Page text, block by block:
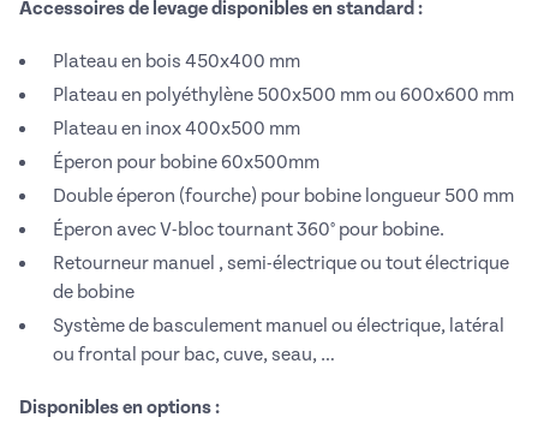
Accessoires de levage disponibles en standard :
Plateau en bois 450x400 mm
Plateau en polyéthylène 500x500 mm ou 600x600 mm
Plateau en inox 400x500 mm
Éperon pour bobine 60x500mm
Double éperon (fourche) pour bobine longueur 500 mm
Éperon avec V-bloc tournant 360° pour bobine.
Retourneur manuel , semi-électrique ou tout électrique
de bobine
Système de basculement manuel ou électrique, latéral
ou frontal pour bac, cuve, seau, …
Disponibles en options :